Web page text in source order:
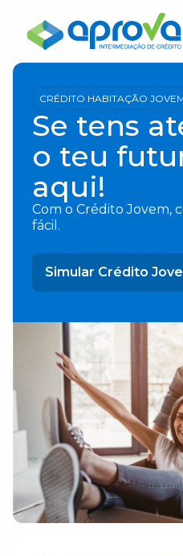
CRÉDITO HABITAÇÃO
Se tens
o teu
aqui!
Com o Crédito Jovem,
fácil.
Simular Crédito